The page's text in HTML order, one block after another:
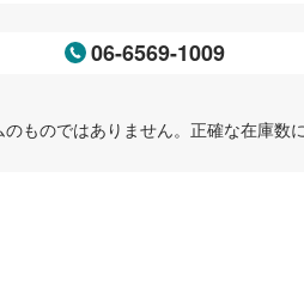
06-6569-1009
ものではありません。正確な在庫数